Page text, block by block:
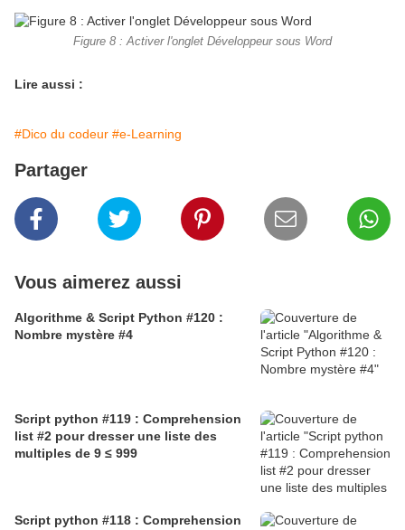
Figure 8 : Activer l'onglet Développeur sous Word
Lire aussi :
#Dico du codeur #e-Learning
Partager
Vous aimerez aussi
Algorithme & Script Python #120 :
Nombre mystère #4
Script python #119 : Comprehension
list #2 pour dresser une liste des
multiples de 9 ≤ 999
Script python #118 : Comprehension